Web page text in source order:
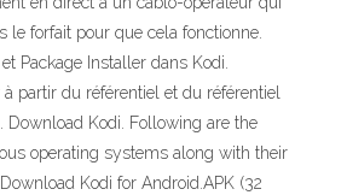
le forfait pour que cela fonctionne.
Package Installer dans Kodi.
partir du référentiel et du référentiel
Download Kodi. Following are the
operating systems along with their
Kodi for Android.APK (32